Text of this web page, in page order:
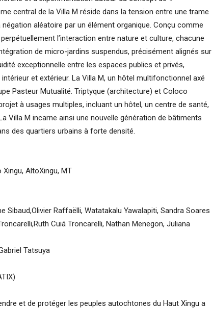
central de la Villa M réside dans la tension entre une trame
aléatoire par un élément organique. Conçu comme
l’interaction entre nature et culture, chacune
de micro-jardins suspendus, précisément alignés sur
exceptionnelle entre les espaces publics et privés,
et extérieur. La Villa M, un hôtel multifonctionnel axé
Pasteur Mutualité. Triptyque (architecture) et Coloco
à usages multiples, incluant un hôtel, un centre de santé,
Villa M incarne ainsi une nouvelle génération de bâtiments
des quartiers urbains à forte densité.
AltoXingu, MT
Sibaud,Olivier Raffaëlli, Watatakalu Yawalapiti, Sandra Soares
Cuiá Troncarelli, Nathan Menegon, Juliana
Tatsuya
et de protéger les peuples autochtones du Haut Xingu a